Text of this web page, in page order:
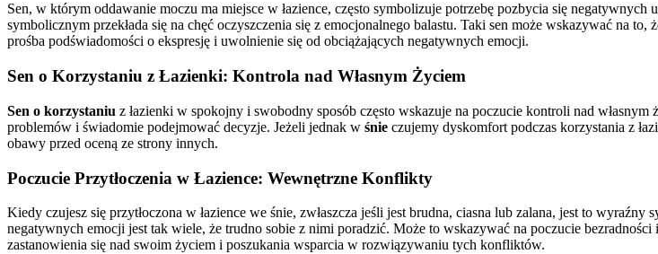
Sen, w którym oddawanie moczu ma miejsce w łazience, często symbolizuje potrzebę pozbycia się
symbolicznym przekłada się na chęć oczyszczenia się z emocjonalnego balastu. Taki sen może wskazywać na
prośba podświadomości o ekspresję i uwolnienie się od obciążających negatywnych emocji.
Sen o Korzystaniu z Łazienki: Kontrola nad Własnym Życiem
Sen o korzystaniu z łazienki w spokojny i swobodny sposób często wskazuje na poczucie kontroli nad
problemów i świadomie podejmować decyzje. Jeżeli jednak w śnie czujemy dyskomfort podczas korzystania z
obawy przed oceną ze strony innych.
Poczucie Przytłoczenia w Łazience: Wewnętrzne Konflikty
Kiedy czujesz się przytłoczona w łazience we śnie, zwłaszcza jeśli jest brudna, ciasna lub zalana, jest to
negatywnych emocji jest tak wiele, że trudno sobie z nimi poradzić. Może to wskazywać na poczucie
zastanowienia się nad swoim życiem i poszukania wsparcia w rozwiązywaniu tych konfliktów.